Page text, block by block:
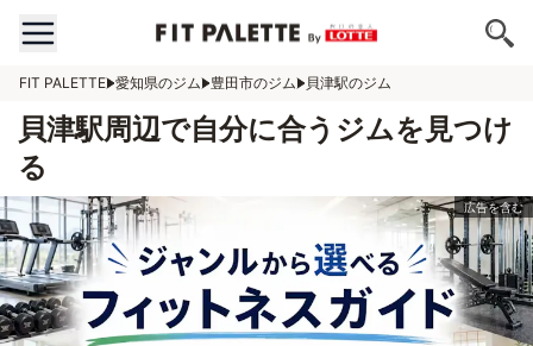
FIT PALETTE 愛知県のジム 豊田市のジム 貝津駅のジム
貝津駅周辺で自分に合うジムを見つけ
る